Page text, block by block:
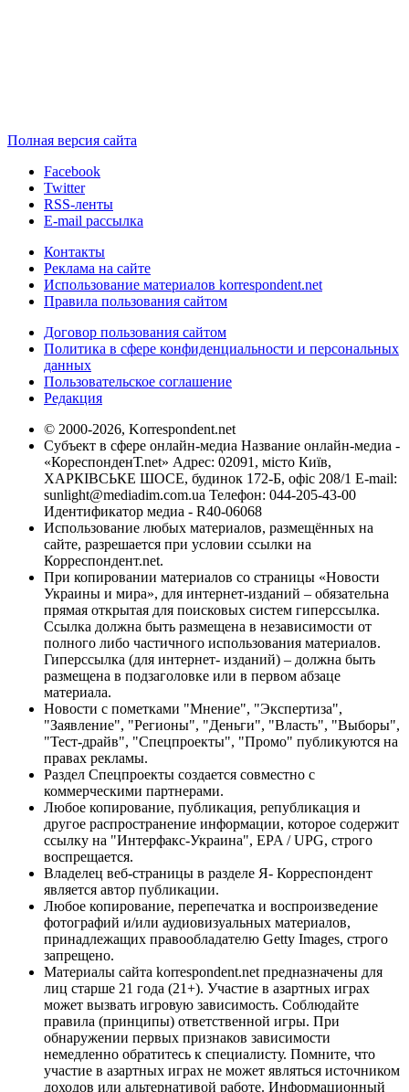
Полная версия сайта
Facebook
Twitter
RSS-ленты
E-mail рассылка
Контакты
Реклама на сайте
Использование материалов korrespondent.net
Правила пользования сайтом
Договор пользования сайтом
Политика в сфере конфиденциальности и персональных
данных
Пользовательское соглашение
Редакция
© 2000-2026, Korrespondent.net
Субъект в сфере онлайн-медиа Название онлайн-медиа -
«КореспонденТ.net» Адрес: 02091, місто Київ,
ХАРКІВСЬКЕ ШОСЕ, будинок 172-Б, офіс 208/1 E-mail:
sunlight@mediadim.com.ua Телефон: 044-205-43-00
Идентификатор медиа - R40-06068
Использование любых материалов, размещённых на
сайте, разрешается при условии ссылки на
Корреспондент.net.
При копировании материалов со страницы «Новости
Украины и мира», для интернет-изданий – обязательна
прямая открытая для поисковых систем гиперссылка.
Ссылка должна быть размещена в независимости от
полного либо частичного использования материалов.
Гиперссылка (для интернет- изданий) – должна быть
размещена в подзаголовке или в первом абзаце
материала.
Новости с пометками "Мнение", "Экспертиза",
"Заявление", "Регионы", "Деньги", "Власть", "Выборы",
"Тест-драйв", "Спецпроекты", "Промо" публикуются на
правах рекламы.
Раздел Спецпроекты создается совместно с
коммерческими партнерами.
Любое копирование, публикация, републикация и
другое распространение информации, которое содержит
ссылку на "Интерфакс-Украина", EPA / UPG, строго
воспрещается.
Владелец веб-страницы в разделе Я- Корреспондент
является автор публикации.
Любое копирование, перепечатка и воспроизведение
фотографий и/или аудиовизуальных материалов,
принадлежащих правообладателю Getty Images, строго
запрещено.
Материалы сайта korrespondent.net предназначены для
лиц старше 21 года (21+). Участие в азартных играх
может вызвать игровую зависимость. Соблюдайте
правила (принципы) ответственной игры. При
обнаружении первых признаков зависимости
немедленно обратитесь к специалисту. Помните, что
участие в азартных играх не может являться источником
доходов или альтернативой работе. Информационный